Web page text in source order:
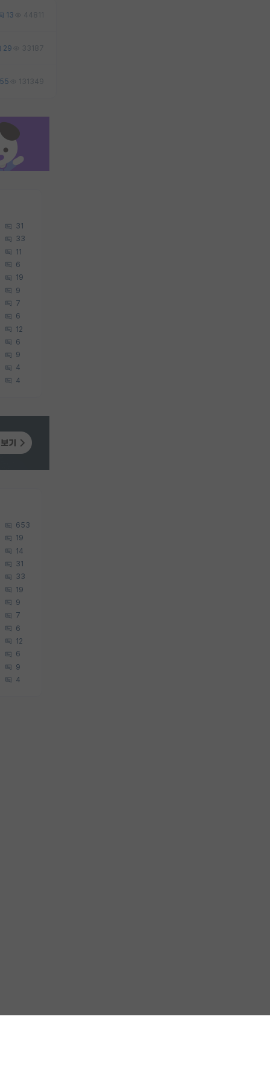
13 44811
29 33187
55 131349
31
33
11
6
19
9
7
6
12
6
9
4
4
653
19
14
31
33
19
9
7
6
12
6
9
4